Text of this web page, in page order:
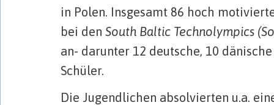
in Polen. Insgesamt 86 hoch
bei den South Baltic Technolympics
an- darunter 12 deutsche, 10
Schüler.
Die Jugendlichen absolvierten u.a.